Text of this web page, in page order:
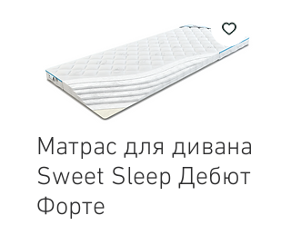
Матрас для дивана
Sweet Sleep Дебют
Форте